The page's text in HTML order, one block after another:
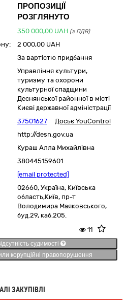
ПРОПОЗИЦІЇ
РОЗГЛЯНУТО
350 000,00 UAH (з ПДВ)
2 000,00 UAH
За вартістю придбання
Управління культури,
туризму та охорони
культурної спадщини
Деснянської районної в місті
Києві державної адміністрації
37501627
Досьє YouControl
http://desn.gov.ua
Кураш Алла Михайлівна
380445159601
[email protected]
02660, Україна, Київська
область,Київ, пр-т
Володимира Маяковського,
буд.29, каб.205.
11
судимості
корупційні правопорушення
ЗАКУПІВЛІ